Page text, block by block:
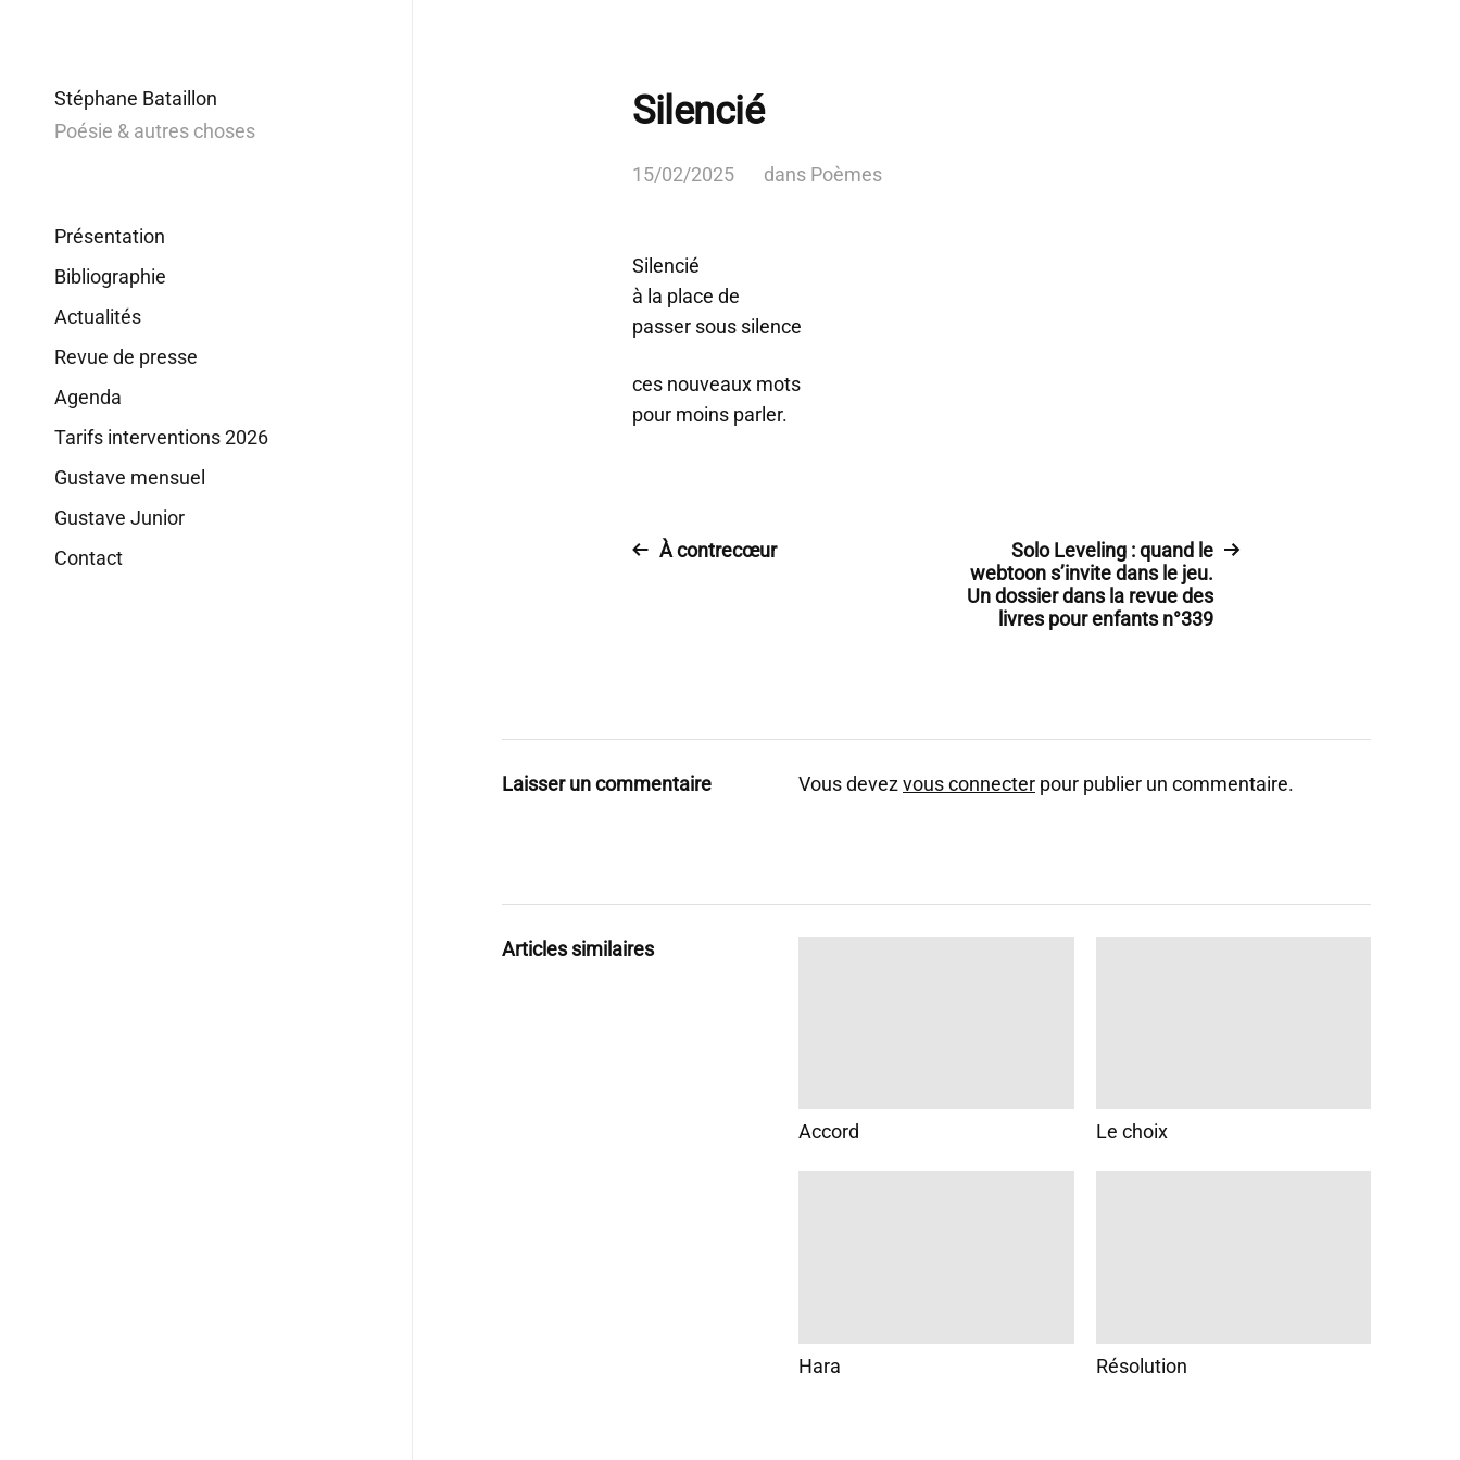
Stéphane Bataillon
Poésie & autres choses
Présentation
Bibliographie
Actualités
Revue de presse
Agenda
Tarifs interventions 2026
Gustave mensuel
Gustave Junior
Contact
Silencié
15/02/2025 dans Poèmes
Silencié
à la place de
passer sous silence
ces nouveaux mots
pour moins parler.
À contrecœur
Solo Leveling : quand le
webtoon s’invite dans le jeu.
Un dossier dans la revue des
livres pour enfants n°339
Laisser un commentaire Vous devezvous connecter pour publier un commentaire.
Articles similaires
Accord Le choix
Hara Résolution